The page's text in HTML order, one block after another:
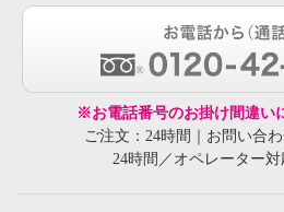
※お電話番号のお掛け間違い
ご注文：24時間｜お問い合
24時間／オペレーター対